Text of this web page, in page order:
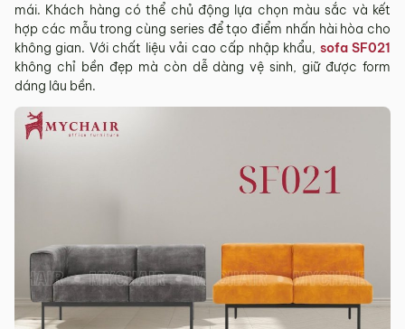
mái. Khách hàng có thể chủ động lựa chọn màu sắc và kết
hợp các mẫu trong cùng series để tạo điểm nhấn hài hòa cho
không gian. Với chất liệu vải cao cấp nhập khẩu, sofa SF021
không chỉ bền đẹp mà còn dễ dàng vệ sinh, giữ được form
dáng lâu bền.